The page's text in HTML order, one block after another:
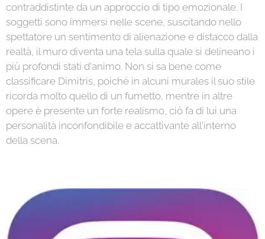
contraddistinte da un approccio di tipo emozionale. I
soggetti sono immersi nelle scene, suscitando nello
spettatore un sentimento di alienazione e distacco dalla
realtà, il muro diventa una tela sulla quale si delineano i
più profondi stati d'animo. Non si sa bene come
classificare Dimitris, poiché in alcuni murales il suo stile
ricorda molto quello di un fumetto, mentre in altre
opere è presente un forte realismo, ciò fa di lui una
personalità inconfondibile e accattivante all'interno
della scena.